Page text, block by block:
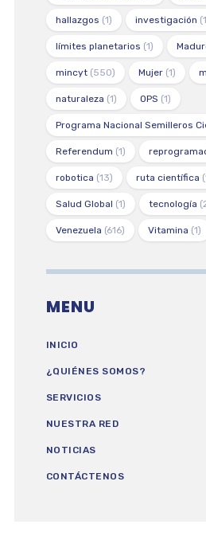
hallazgos (1) investigación
límites planetarios (1)
mincyt(550) Mujer(1)
naturaleza (1) OPS (1)
Programa Nacional Semilleros
Referendum (1)
robotica (13) ruta científica
Salud Global (1) tecnología
Venezuela (616) Vitamina (1)
MENU
INICIO
¿QUIÉNES SOMOS?
SERVICIOS
NUESTRA RED
NOTICIAS
CONTÁCTENOS